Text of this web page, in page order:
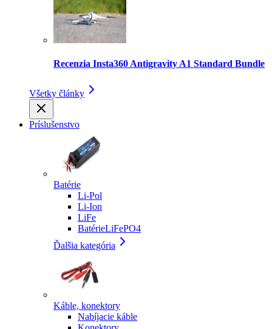
Recenzia Insta360 Antigravity A1 Standard Bundle
Všetky články
Príslušenstvo
Batérie
Li-Pol
Li-Ion
LiFe
BatérieLiFePO4
Ďalšia kategória
Káble, konektory
Nabíjacie káble